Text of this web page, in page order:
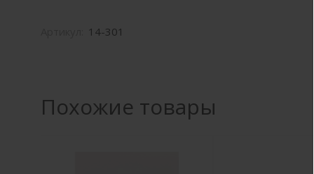
14-301
Похожие товары